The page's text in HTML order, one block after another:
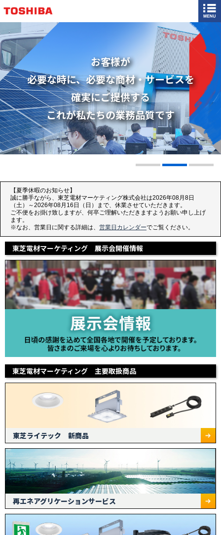
お客様が
必要な時に、必要な商材・サービスを
確実にご提供する
これが私たちの業務品質です
詳しく見る
【夏季休暇のお知らせ】
誠に勝手ながら、東芝電材マーケティング株式会社は2026年08月8日
（土）～2026年08月16日（日）まで、休業させていただきます。
ご不便をお掛け致しますが、何卒ご理解いただきますようお願い申し上げ
ます。
※なお、営業日に関する詳細は、 営業日カレンダーでご覧ください。
東芝電材マーケティング 展示会開催情報
東芝電材マーケティング 主要取扱商品
東芝ライテック 新商品
再エネアグリケーションサービス